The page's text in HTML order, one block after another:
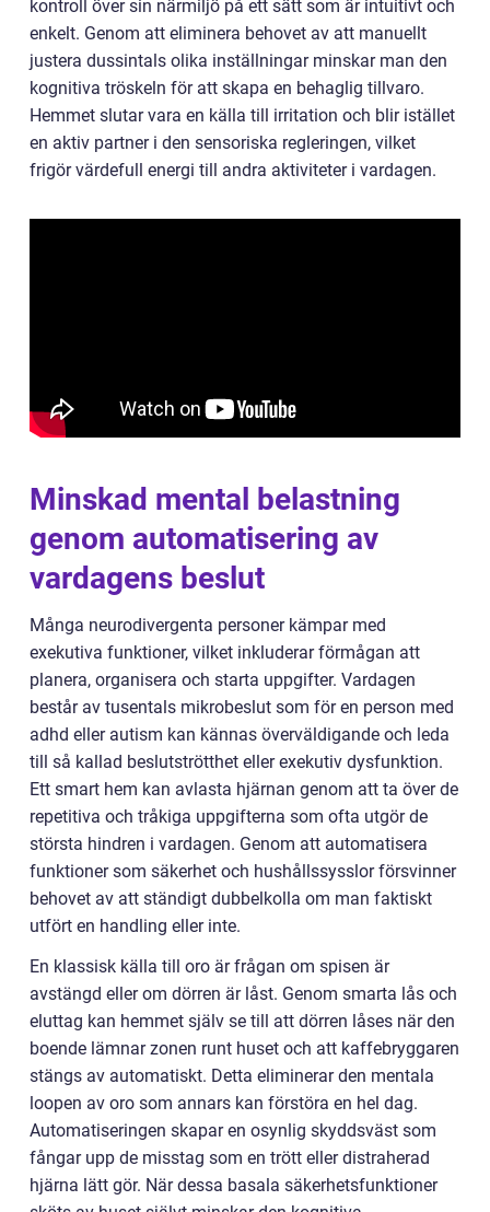
kontroll över sin närmiljö på ett sätt som är intuitivt och
enkelt. Genom att eliminera behovet av att manuellt
justera dussintals olika inställningar minskar man den
kognitiva tröskeln för att skapa en behaglig tillvaro.
Hemmet slutar vara en källa till irritation och blir istället
en aktiv partner i den sensoriska regleringen, vilket
frigör värdefull energi till andra aktiviteter i vardagen.
Minskad mental belastning
genom automatisering av
vardagens beslut
Många neurodivergenta personer kämpar med
exekutiva funktioner, vilket inkluderar förmågan att
planera, organisera och starta uppgifter. Vardagen
består av tusentals mikrobeslut som för en person med
adhd eller autism kan kännas överväldigande och leda
till så kallad beslutströtthet eller exekutiv dysfunktion.
Ett smart hem kan avlasta hjärnan genom att ta över de
repetitiva och tråkiga uppgifterna som ofta utgör de
största hindren i vardagen. Genom att automatisera
funktioner som säkerhet och hushållssysslor försvinner
behovet av att ständigt dubbelkolla om man faktiskt
utfört en handling eller inte.
En klassisk källa till oro är frågan om spisen är
avstängd eller om dörren är låst. Genom smarta lås och
eluttag kan hemmet själv se till att dörren låses när den
boende lämnar zonen runt huset och att kaffebryggaren
stängs av automatiskt. Detta eliminerar den mentala
loopen av oro som annars kan förstöra en hel dag.
Automatiseringen skapar en osynlig skyddsväst som
fångar upp de misstag som en trött eller distraherad
hjärna lätt gör. När dessa basala säkerhetsfunktioner